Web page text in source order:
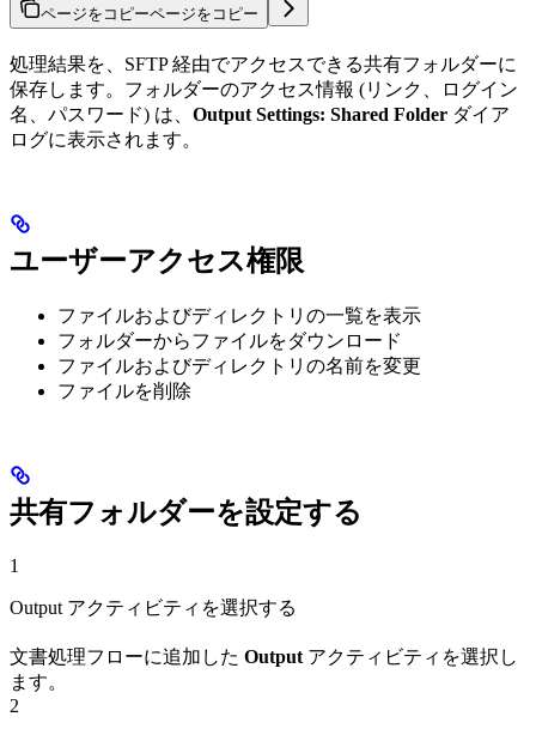
ページをコピーページをコピー
処理結果を、SFTP 経由でアクセスできる共有フォルダーに
保存します。フォルダーのアクセス情報 (リンク、ログイン
名、パスワード) は、 Output Settings: Shared Folder ダイア
ログに表示されます。
ユーザーアクセス権限
ファイルおよびディレクトリの一覧を表示
フォルダーからファイルをダウンロード
ファイルおよびディレクトリの名前を変更
ファイルを削除
共有フォルダーを設定する
1
Output アクティビティを選択する
文書処理フローに追加した Output アクティビティを選択し
ます。
2